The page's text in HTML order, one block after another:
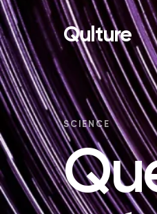
Qulture
SCIENCE